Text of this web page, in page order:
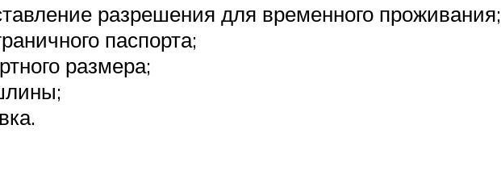
разрешения для временного проживания;
паспорта;
размера;